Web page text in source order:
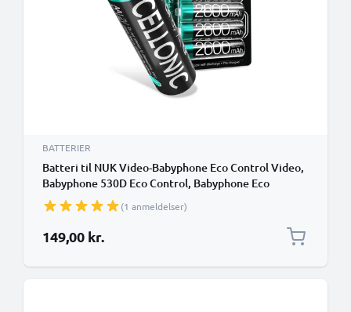
BATTERIER
Batteri til NUK Video-Babyphone Eco Control Video,
Babyphone 530D Eco Control, Babyphone Eco
Control DECT 267 - (4x2600mAh)
udskiftsningsbatteri
(1 anmeldelser)
149,00 kr.